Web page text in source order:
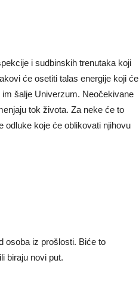
i sudbinskih trenutaka koji
će osetiti talas energije koji će
šalje Univerzum. Neočekivane
tok života. Za neke će to
odluke koje će oblikovati njihovu
osoba iz prošlosti. Biće to
biraju novi put.